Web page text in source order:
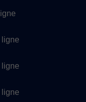
ligne
ligne
ligne